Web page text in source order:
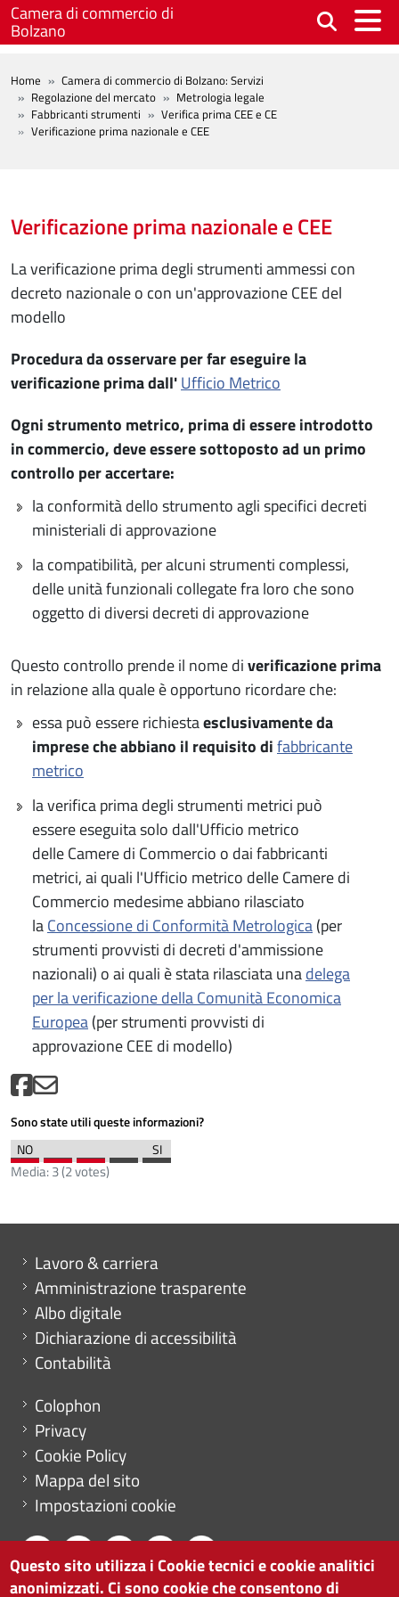
Salta al contenuto principale
Camera di commercio di
Bolzano
BREADCRUMB
Home
Camera di commercio di Bolzano: Servizi
Regolazione del mercato
Metrologia legale
Fabbricanti strumenti
Verifica prima CEE e CE
Verificazione prima nazionale e CEE
Verificazione prima nazionale e CEE
La verificazione prima degli strumenti ammessi con
decreto nazionale o con un'approvazione CEE del
modello
Procedura da osservare per far eseguire la
verificazione prima dall'Ufficio Metrico
Ogni strumento metrico, prima di essere introdotto
in commercio, deve essere sottoposto ad un primo
controllo per accertare:
la conformità dello strumento agli specifici decreti
ministeriali di approvazione
la compatibilità, per alcuni strumenti complessi,
delle unità funzionali collegate fra loro che sono
oggetto di diversi decreti di approvazione
Questo controllo prende il nome diverificazione prima
in relazione alla quale è opportuno ricordare che:
essa può essere richiestaesclusivamente da
imprese che abbiano il requisito difabbricante
metrico
la verifica prima degli strumenti metrici può
essere eseguita solo dall'Ufficio metrico
delle Camere di Commercio o dai fabbricanti
metrici, ai quali l'Ufficio metrico delle Camere di
Commercio medesime abbiano rilasciato
laConcessione di Conformità Metrologica(per
strumenti provvisti di decreti d'ammissione
nazionali) o ai quali è stata rilasciata unadelega
per la verificazione della Comunità Economica
Europea(per strumenti provvisti di
approvazione CEE di modello)
Sono state utili queste informazioni?
Media:3(2votes)
Mini menu di servizio
Lavoro & carriera
Amministrazione trasparente
Albo digitale
Dichiarazione di accessibilità
Contabilità
Menu footer
Colophon
Privacy
Cookie Policy
Mappa del sito
Impostazioni cookie
Questo sito utilizza i Cookie tecnici e cookie analitici
anonimizzati. Ci sono cookie che consentono di